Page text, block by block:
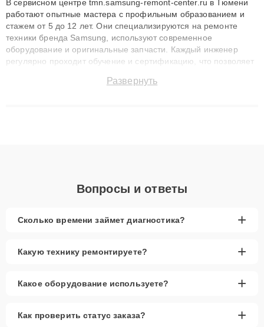
В сервисном центре tmn.samsung-remont-center.ru в Тюмени
работают опытные мастера с профильным образованием и
стажем от 5 до 12 лет. Они специализируются на ремонте
техники бренда Samsung, используют современное
оборудование и оригинальные запчасти. Каждый инженер
регулярно проходит обучение и сертификацию, что позволяет
технику с сохранением гарантии до 3 лет. Наши мастера
Развернуть
Вопросы и ответы
Сколько времени займет диагностика? +
Какую технику ремонтируете? +
Какое оборудование используете? +
Как проверить статус заказа? +